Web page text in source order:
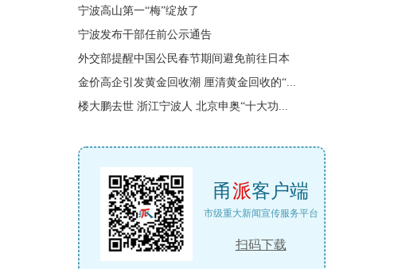
宁波高山第一“梅”绽放了
宁波发布干部任前公示通告
外交部提醒中国公民春节期间避免前往日本
金价高企引发黄金回收潮 厘清黄金回收的“...
楼大鹏去世 浙江宁波人 北京申奥“十大功...
甬派客户端
市级重大新闻宣传服务平台
扫码下载